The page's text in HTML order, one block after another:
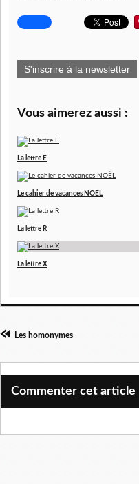
S'inscrire à la newsletter
Vous aimerez aussi :
La lettre E
Le cahier de vacances NOËL
La lettre R
La lettre X
Les homonymes
Commenter cet article